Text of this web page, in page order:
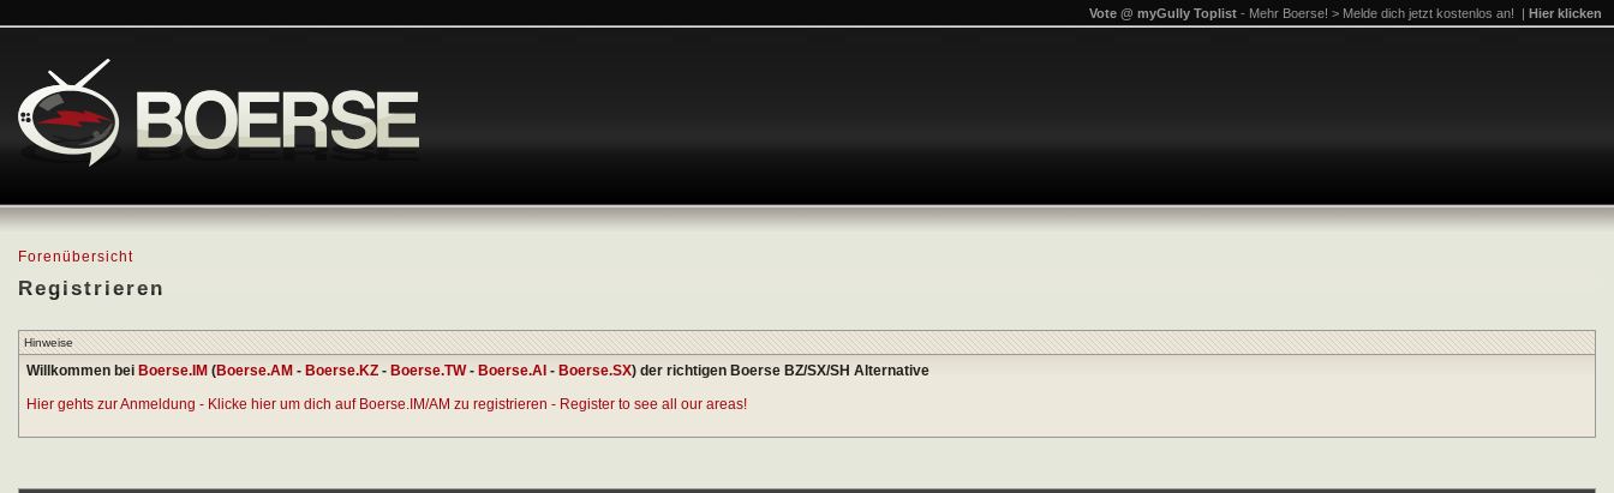
Forenübersicht
Registrieren
Vote @ myGully Toplist - Mehr Boerse! > Melde dich jetzt kostenlos an! | Hier klicken
Hinweise
Willkommen bei Boerse.IM (Boerse.AM - Boerse.KZ - Boerse.TW- Boerse.AI - Boerse.SX) der richtigen Boerse BZ/SX/SH Alternative
Hier gehts zur Anmeldung - Klicke hier um dich auf Boerse.IM/AM zu registrieren - Register to see all our areas!